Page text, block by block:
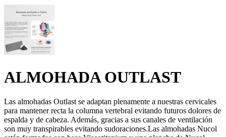
ALMOHADA OUTLAST
Las almohadas Outlast se adaptan plenamente a nuestras cervicales
para mantener recta la columna vertebral evitando futuros dolores de
espalda y de cabeza. Además, gracias a sus canales de ventilación
son muy transpirables evitando sudoraciones.Las almohadas Nucol